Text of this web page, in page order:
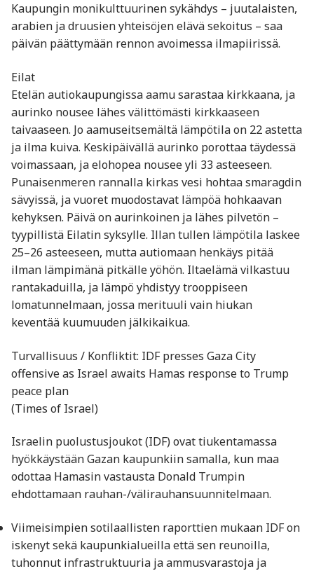
Kaupungin monikulttuurinen sykähdys – juutalaisten,
arabien ja druusien yhteisöjen elävä sekoitus – saa
päivän päättymään rennon avoimessa ilmapiirissä.
Eilat
Etelän autiokaupungissa aamu sarastaa kirkkaana, ja
aurinko nousee lähes välittömästi kirkkaaseen
taivaaseen. Jo aamuseitsemältä lämpötila on 22 astetta
ja ilma kuiva. Keskipäivällä aurinko porottaa täydessä
voimassaan, ja elohopea nousee yli 33 asteeseen.
Punaisenmeren rannalla kirkas vesi hohtaa smaragdin
sävyissä, ja vuoret muodostavat lämpöä hohkaavan
kehyksen. Päivä on aurinkoinen ja lähes pilvetön –
tyypillistä Eilatin syksylle. Illan tullen lämpötila laskee
25–26 asteeseen, mutta autiomaan henkäys pitää
ilman lämpimänä pitkälle yöhön. Iltaelämä vilkastuu
rantakaduilla, ja lämpö yhdistyy trooppiseen
lomatunnelmaan, jossa merituuli vain hiukan
keventää kuumuuden jälkikaikua.
Turvallisuus / Konfliktit: IDF presses Gaza City
offensive as Israel awaits Hamas response to Trump
peace plan
(Times of Israel)
Israelin puolustusjoukot (IDF) ovat tiukentamassa
hyökkäystään Gazan kaupunkiin samalla, kun maa
odottaa Hamasin vastausta Donald Trumpin
ehdottamaan rauhan-/välirauhansuunnitelmaan.
Viimeisimpien sotilaallisten raporttien mukaan IDF on
iskenyt sekä kaupunkialueilla että sen reunoilla,
tuhonnut infrastruktuuria ja ammusvarastoja ja